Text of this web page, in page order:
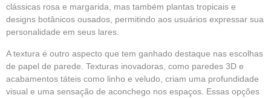
clássicas rosa e margarida, mas também plantas tropicais e
designs botânicos ousados, permitindo aos usuários expressar sua
personalidade em seus lares.
A textura é outro aspecto que tem ganhado destaque nas escolhas
de papel de parede. Texturas inovadoras, como paredes 3D e
acabamentos táteis como linho e veludo, criam uma profundidade
visual e uma sensação de aconchego nos espaços. Essas opções